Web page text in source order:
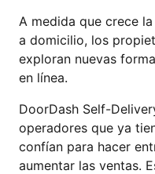
A medida que crece
a domicilio, los
exploran nuevas
en línea.
DoorDash Self-
operadores que ya
confían para hacer
aumentar las ventas.